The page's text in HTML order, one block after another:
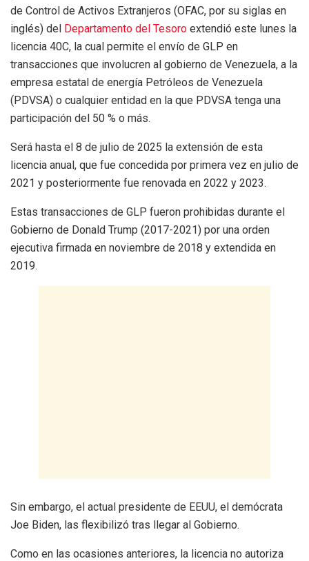
de Control de Activos Extranjeros (OFAC, por su siglas en
inglés) del Departamento del Tesoro extendió este lunes la
licencia 40C, la cual permite el envío de GLP en
transacciones que involucren al gobierno de Venezuela, a la
empresa estatal de energía Petróleos de Venezuela
(PDVSA) o cualquier entidad en la que PDVSA tenga una
participación del 50 % o más.
Será hasta el 8 de julio de 2025 la extensión de esta
licencia anual, que fue concedida por primera vez en julio de
2021 y posteriormente fue renovada en 2022 y 2023.
Estas transacciones de GLP fueron prohibidas durante el
Gobierno de Donald Trump (2017-2021) por una orden
ejecutiva firmada en noviembre de 2018 y extendida en
2019.
Sin embargo, el actual presidente de EEUU, el demócrata
Joe Biden, las flexibilizó tras llegar al Gobierno.
Como en las ocasiones anteriores, la licencia no autoriza